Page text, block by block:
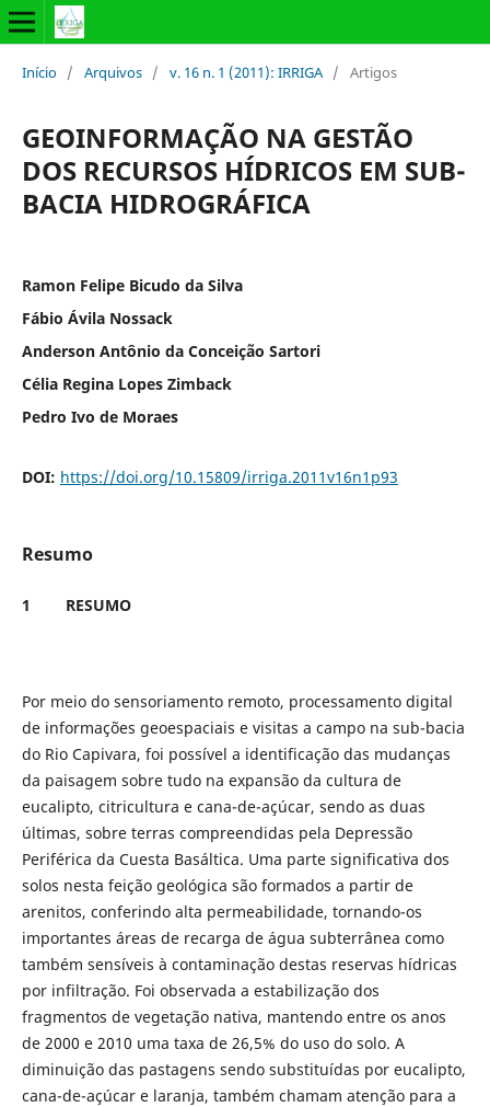
Início / Arquivos / v. 16 n. 1 (2011): IRRIGA / Artigos
GEOINFORMAÇÃO NA GESTÃO
DOS RECURSOS HÍDRICOS EM SUB-
BACIA HIDROGRÁFICA
Ramon Felipe Bicudo da Silva
Fábio Ávila Nossack
Anderson Antônio da Conceição Sartori
Célia Regina Lopes Zimback
Pedro Ivo de Moraes
DOI: https://doi.org/10.15809/irriga.2011v16n1p93
Resumo
1 RESUMO
Por meio do sensoriamento remoto, processamento digital
de informações geoespaciais e visitas a campo na sub-bacia
do Rio Capivara, foi possível a identificação das mudanças
da paisagem sobre tudo na expansão da cultura de
eucalipto, citricultura e cana-de-açúcar, sendo as duas
últimas, sobre terras compreendidas pela Depressão
Periférica da Cuesta Basáltica. Uma parte significativa dos
solos nesta feição geológica são formados a partir de
arenitos, conferindo alta permeabilidade, tornando-os
importantes áreas de recarga de água subterrânea como
também sensíveis à contaminação destas reservas hídricas
por infiltração. Foi observada a estabilização dos
fragmentos de vegetação nativa, mantendo entre os anos
de 2000 e 2010 uma taxa de 26,5% do uso do solo. A
diminuição das pastagens sendo substituídas por eucalipto,
cana-de-açúcar e laranja, também chamam atenção para a